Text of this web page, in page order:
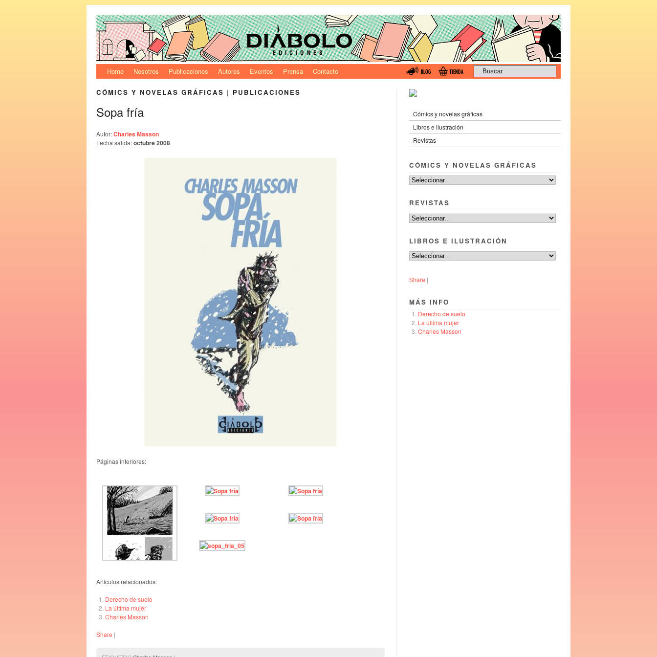
Home Nosotros Publicaciones Autores Eventos Prensa Contacto
CÓMICS Y NOVELAS GRÁFICAS | PUBLICACIONES
Sopa fría
Autor:Charles Masson
Fecha salida:octubre 2008
Páginas interiores:
Artículos relacionados:
Derecho de suelo
La última mujer
Charles Masson
Share |
Cómics y novelas gráficas
Libros e ilustración
Revistas
CÓMICS Y NOVELAS GRÁFICAS
REVISTAS
LIBROS E ILUSTRACIÓN
Share |
MÁS INFO
Derecho de suelo
La última mujer
Charles Masson